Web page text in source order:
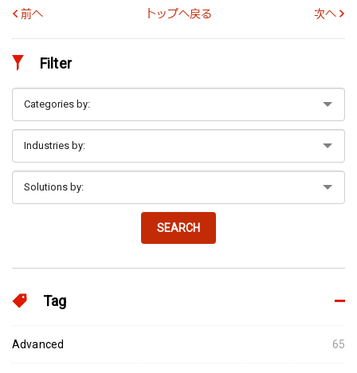
前へ トップへ戻る 次へ
Filter
SEARCH
Tag
Advanced 65